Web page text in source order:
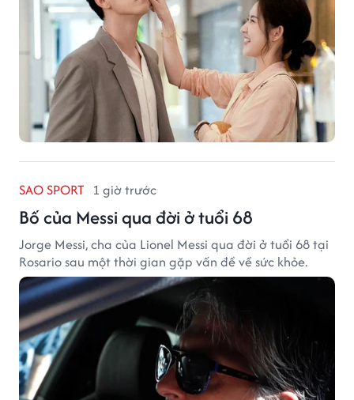
SAO SPORT 1 giờ trước
Bố của Messi qua đời ở tuổi 68
Jorge Messi, cha của Lionel Messi qua đời ở tuổi 68 tại
Rosario sau một thời gian gặp vấn đề về sức khỏe.